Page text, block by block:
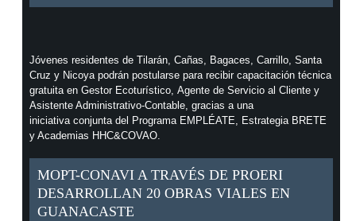
Jóvenes residentes de Tilarán, Cañas, Bagaces, Carrillo, Santa
Cruz y Nicoya podrán postularse para recibir capacitación técnica
gratuita en Gestor Ecoturístico, Agente de Servicio al Cliente y
Asistente Administrativo-Contable, gracias a una
iniciativa conjunta del Programa EMPLÉATE, Estrategia BRETE
y Academias HHC&COVAO.
MOPT-CONAVI A TRAVÉS DE PROERI
DESARROLLAN 20 OBRAS VIALES EN
GUANACASTE